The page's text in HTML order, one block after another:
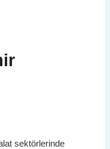
sektörlerinde